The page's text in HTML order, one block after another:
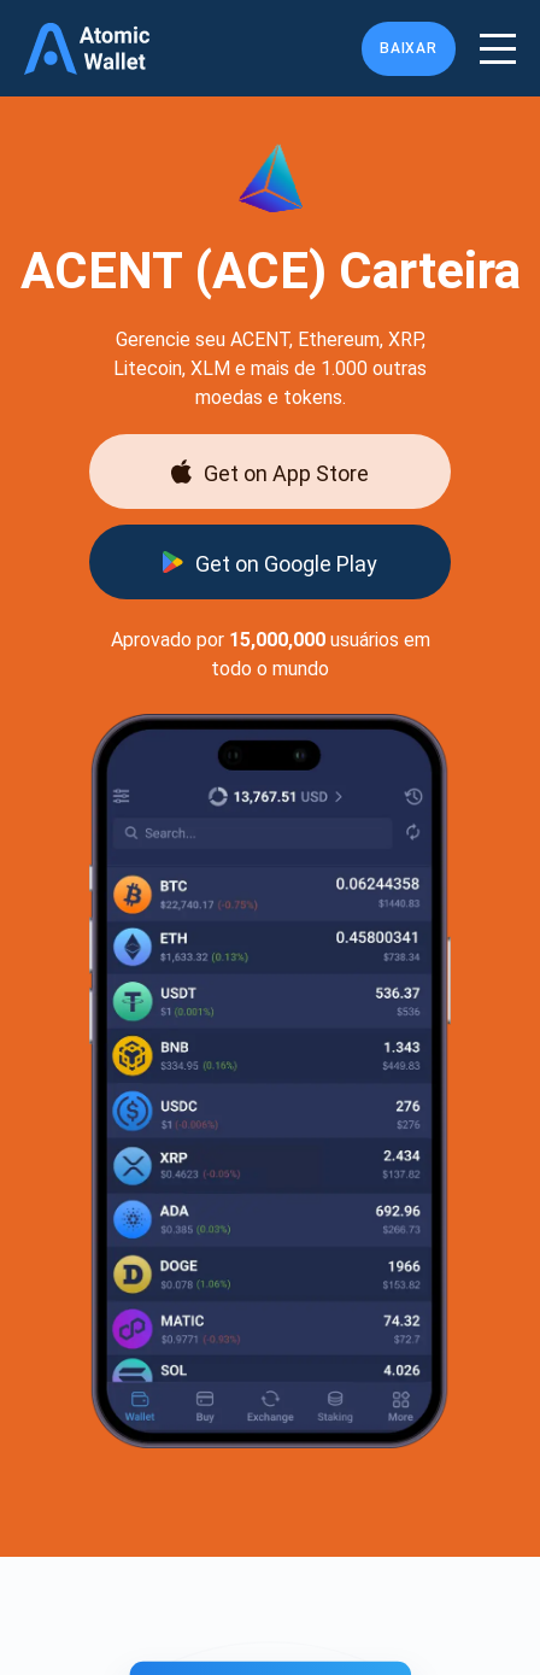
BAIXAR
ACENT (ACE) Carteira
Gerencie seu ACENT, Ethereum, XRP,
Litecoin, XLM e mais de 1.000 outras
moedas e tokens.
Get on App Store
Get on Google Play
Aprovado por 15,000,000usuários em
todo o mundo